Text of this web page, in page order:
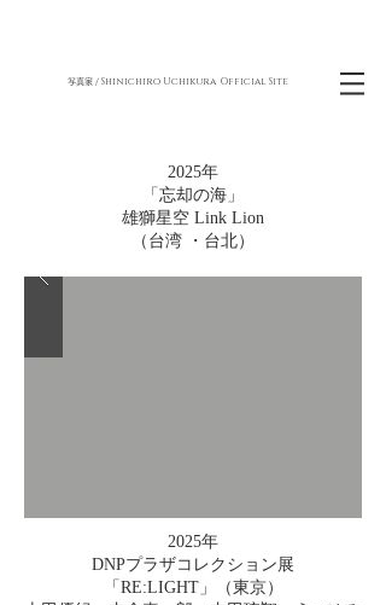
写真家 / Shinichiro Uchikura Official Site
2025年
「忘却の海」
雄獅星空 Link Lion
（台湾 ・台北）
2025年
DNPプラザコレクション展
「RE:LIGHT」（東京）